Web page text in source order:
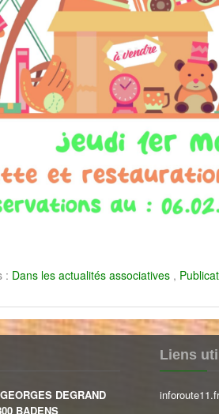
: Dans les actualités associatives ,
DEGRAND
BADENS
Liens
inforoute11.fr